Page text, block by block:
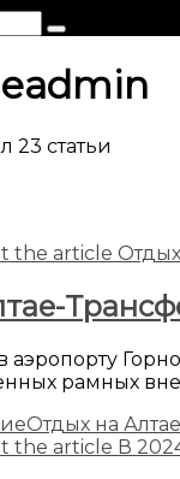
23 статьи
аэропорту
рамных
Отдых на